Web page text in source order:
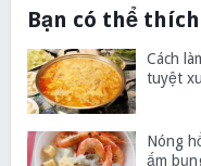
Bạn có thể thích
Cách
tuyệt
Nóng
ấm